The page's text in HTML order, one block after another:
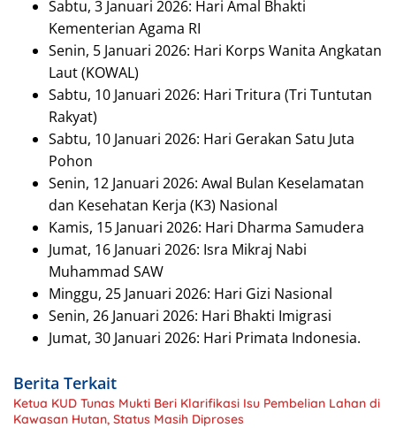
Sabtu, 3 Januari 2026: Hari Amal Bhakti
Kementerian Agama RI
Senin, 5 Januari 2026: Hari Korps Wanita Angkatan
Laut (KOWAL)
Sabtu, 10 Januari 2026: Hari Tritura (Tri Tuntutan
Rakyat)
Sabtu, 10 Januari 2026: Hari Gerakan Satu Juta
Pohon
Senin, 12 Januari 2026: Awal Bulan Keselamatan
dan Kesehatan Kerja (K3) Nasional
Kamis, 15 Januari 2026: Hari Dharma Samudera
Jumat, 16 Januari 2026: Isra Mikraj Nabi
Muhammad SAW
Minggu, 25 Januari 2026: Hari Gizi Nasional
Senin, 26 Januari 2026: Hari Bhakti Imigrasi
Jumat, 30 Januari 2026: Hari Primata Indonesia.
Berita Terkait
Ketua KUD Tunas Mukti Beri Klarifikasi Isu Pembelian Lahan di
Kawasan Hutan, Status Masih Diproses